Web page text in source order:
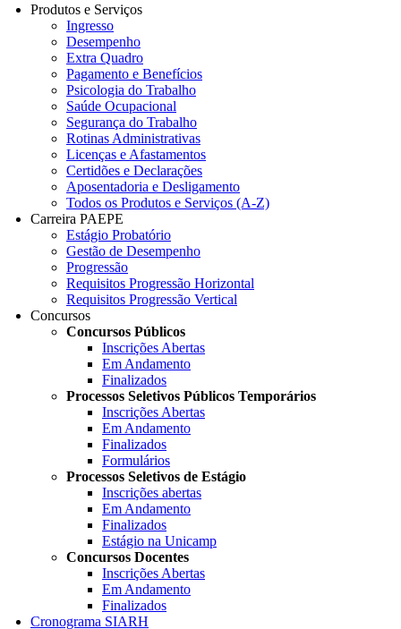
Produtos e Serviços
Ingresso
Desempenho
Extra Quadro
Pagamento e Benefícios
Psicologia do Trabalho
Saúde Ocupacional
Segurança do Trabalho
Rotinas Administrativas
Licenças e Afastamentos
Certidões e Declarações
Aposentadoria e Desligamento
Todos os Produtos e Serviços (A-Z)
Carreira PAEPE
Estágio Probatório
Gestão de Desempenho
Progressão
Requisitos Progressão Horizontal
Requisitos Progressão Vertical
Concursos
Concursos Públicos
Inscrições Abertas
Em Andamento
Finalizados
Processos Seletivos Públicos Temporários
Inscrições Abertas
Em Andamento
Finalizados
Formulários
Processos Seletivos de Estágio
Inscrições abertas
Em Andamento
Finalizados
Estágio na Unicamp
Concursos Docentes
Inscrições Abertas
Em Andamento
Finalizados
Cronograma SIARH